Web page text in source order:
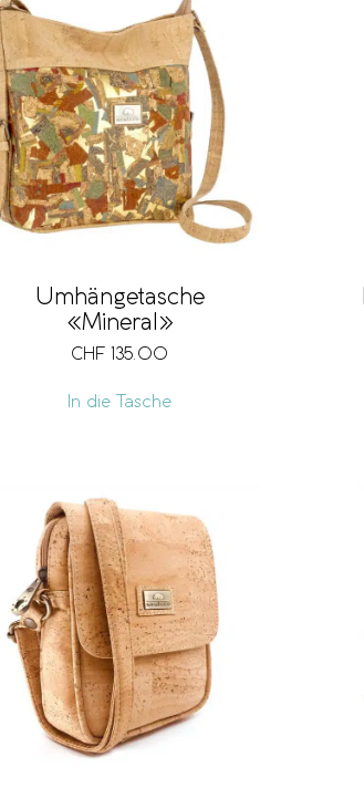
Umhängetasche
«Mineral»
CHF 135.00
In die Tasche